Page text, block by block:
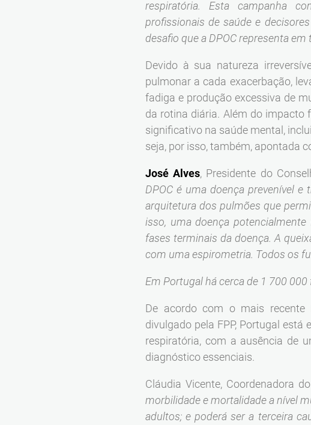
respiratória.
Esta campanha
profissionais de saúde e
desafio que a DPOC representa
Devido à sua natureza
pulmonar a cada exacerbação,
fadiga e produção excessiva de
da rotina diária. Além do impacto
significativo na saúde mental,
seja, por isso, também, apontada
José Alves, Presidente do
DPOC é uma doença prevenível
arquitetura dos pulmões que
isso, uma doença
fases terminais da doença. A
com uma espirometria. Todos os
Em Portugal há cerca de 1 700
De acordo com o mais recente
divulgado pela FPP, Portugal
respiratória, com a ausência de
diagnóstico essenciais.
Cláudia Vicente, Coordenadora
morbilidade e mortalidade a nível
adultos; e poderá ser a terceira